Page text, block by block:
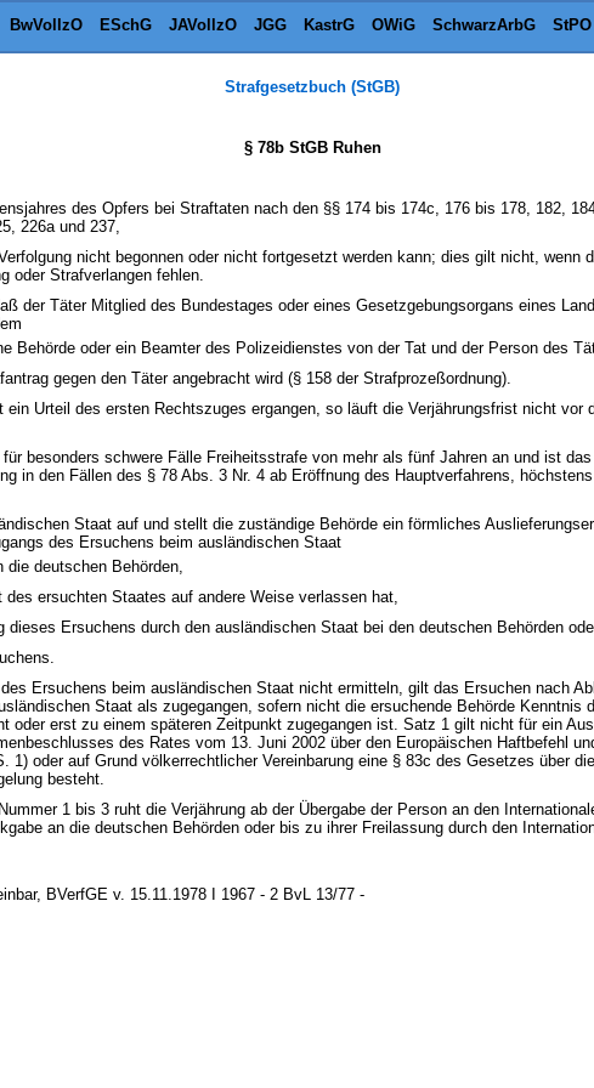
BwVollzO ESchG JAVollzO JGG KastrG OWiG SchwarzArbG StPO
Strafgesetzbuch (StGB)
§ 78b StGB Ruhen
des Opfers bei Straftaten nach den §§ 174 bis 174c, 176 bis 178, 182,
226a und 237,
nicht begonnen oder nicht fortgesetzt werden kann; dies gilt nicht, wenn
oder Strafverlangen fehlen.
der Täter Mitglied des Bundestages oder eines Gesetzgebungsorgans eines
Behörde oder ein Beamter des Polizeidienstes von der Tat und der Person des
gegen den Täter angebracht wird (§ 158 der Strafprozeßordnung).
ein Urteil des ersten Rechtszuges ergangen, so läuft die Verjährungsfrist nicht vor
besonders schwere Fälle Freiheitsstrafe von mehr als fünf Jahren an und ist
in den Fällen des § 78 Abs. 3 Nr. 4 ab Eröffnung des Hauptverfahrens,
Staat auf und stellt die zuständige Behörde ein förmliches
des Ersuchens beim ausländischen Staat
die deutschen Behörden,
des ersuchten Staates auf andere Weise verlassen hat,
dieses Ersuchens durch den ausländischen Staat bei den deutschen Behörden
Ersuchens beim ausländischen Staat nicht ermitteln, gilt das Ersuchen nach
Staat als zugegangen, sofern nicht die ersuchende Behörde Kenntnis
oder erst zu einem späteren Zeitpunkt zugegangen ist. Satz 1 gilt nicht für ein
des Rates vom 13. Juni 2002 über den Europäischen Haftbefehl
1) oder auf Grund völkerrechtlicher Vereinbarung eine § 83c des Gesetzes über
besteht.
1 bis 3 ruht die Verjährung ab der Übergabe der Person an den
an die deutschen Behörden oder bis zu ihrer Freilassung durch den
BVerfGE v. 15.11.1978 I 1967 - 2 BvL 13/77 -